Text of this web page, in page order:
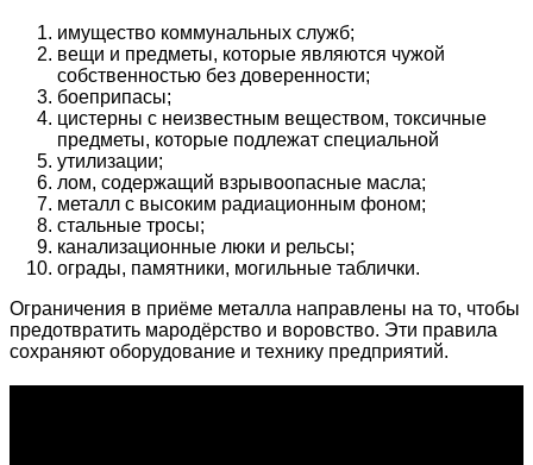
имущество коммунальных служб;
вещи и предметы, которые являются чужой
собственностью без доверенности;
боеприпасы;
цистерны с неизвестным веществом, токсичные
предметы, которые подлежат специальной
утилизации;
лом, содержащий взрывоопасные масла;
металл с высоким радиационным фоном;
стальные тросы;
канализационные люки и рельсы;
ограды, памятники, могильные таблички.
Ограничения в приёме металла направлены на то, чтобы
предотвратить мародёрство и воровство. Эти правила
сохраняют оборудование и технику предприятий.